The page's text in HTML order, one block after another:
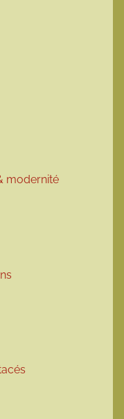
modernité